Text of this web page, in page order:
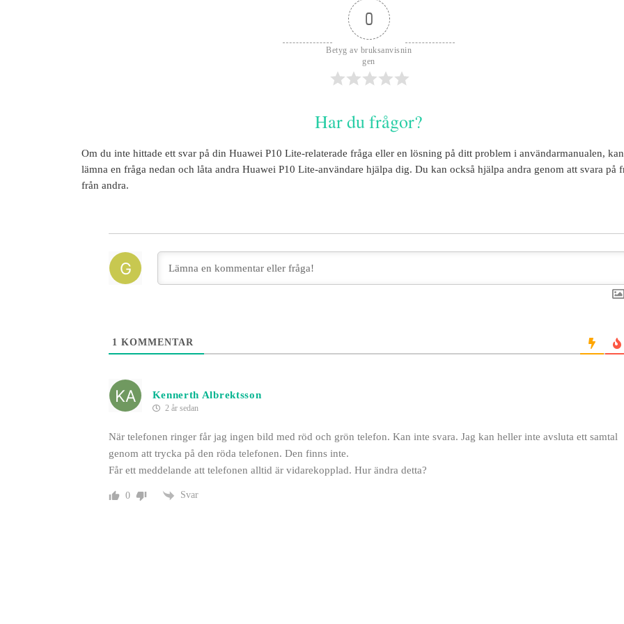
0
Betyg av bruksanvisnin
gen
Har du frågor?
Om du inte hittade ett svar på din Huawei P10 Lite-relaterade fråga eller en lösning på ditt problem i användarmanualen,
lämna en fråga nedan och låta andra Huawei P10 Lite-användare hjälpa dig. Du kan också hjälpa andra genom att svara på
från andra.
1 KOMMENTAR
Kennerth Albrektsson
2 år sedan
När telefonen ringer får jag ingen bild med röd och grön telefon. Kan inte svara. Jag kan heller inte avsluta ett samtal
genom att trycka på den röda telefonen. Den finns inte.
Får ett meddelande att telefonen alltid är vidarekopplad. Hur ändra detta?
0 Svar